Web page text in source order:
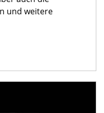
und weitere